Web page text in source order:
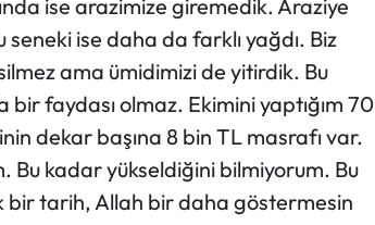
ise arazimize giremedik. Araziye
ise daha da farklı yağdı. Biz
ama ümidimizi de yitirdik. Bu
faydası olmaz. Ekimini yaptığım 70
dekar başına 8 bin TL masrafı var.
Bu kadar yükseldiğini bilmiyorum. Bu
bir tarih, Allah bir daha göstermesin